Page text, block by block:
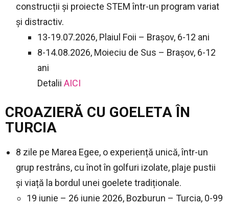
construcții și proiecte STEM într-un program variat
și distractiv.
13-19.07.2026, Plaiul Foii – Brașov, 6-12 ani
8-14.08.2026, Moieciu de Sus – Brașov, 6-12
ani
Detalii AICI
CROAZIERĂ CU GOELETA ÎN
TURCIA
8 zile pe Marea Egee, o experiență unică, într-un
grup restrâns, cu înot în golfuri izolate, plaje pustii
și viață la bordul unei goelete tradiționale.
19 iunie – 26 iunie 2026, Bozburun – Turcia, 0-99